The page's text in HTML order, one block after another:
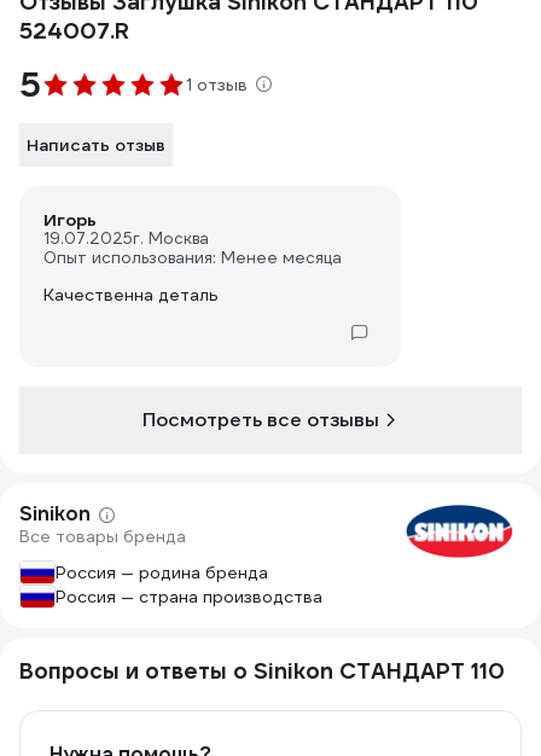
524007.R
5 1 отзыв
Написать отзыв
Игорь
19.07.2025г. Москва
Опыт использования: Менее месяца
Качественна деталь
Посмотреть все отзывы
Sinikon
Все товары бренда
Россия — родина бренда
Россия — страна производства
Вопросы и ответы о Sinikon СТАНДАРТ 110